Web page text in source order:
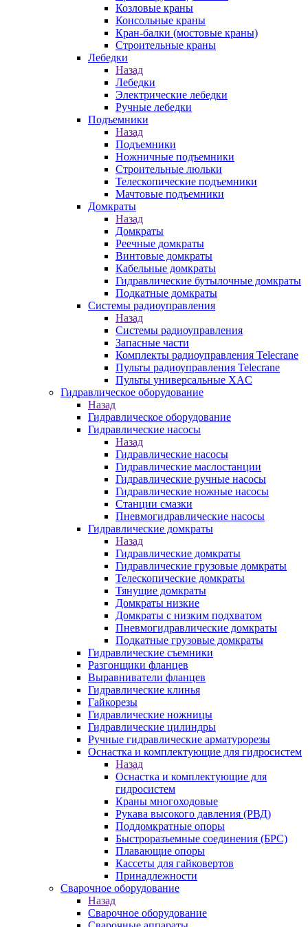
Козловые краны
Консольные краны
Кран-балки (мостовые краны)
Строительные краны
Лебедки
Назад
Лебедки
Электрические лебедки
Ручные лебедки
Подъемники
Назад
Подъемники
Ножничные подъемники
Строительные люльки
Телескопические подъемники
Мачтовые подъемники
Домкраты
Назад
Домкраты
Реечные домкраты
Винтовые домкраты
Кабельные домкраты
Гидравлические бутылочные домкраты
Подкатные домкраты
Системы радиоуправления
Назад
Системы радиоуправления
Запасные части
Комплекты радиоуправления Telecrane
Пульты радиоуправления Telecrane
Пульты универсальные XAC
Гидравлическое оборудование
Назад
Гидравлическое оборудование
Гидравлические насосы
Назад
Гидравлические насосы
Гидравлические маслостанции
Гидравлические ручные насосы
Гидравлические ножные насосы
Станции смазки
Пневмогидравлические насосы
Гидравлические домкраты
Назад
Гидравлические домкраты
Гидравлические грузовые домкраты
Телескопические домкраты
Тянущие домкраты
Домкраты низкие
Домкраты с низким подхватом
Пневмогидравлические домкраты
Подкатные грузовые домкраты
Гидравлические съемники
Разгонщики фланцев
Выравниватели фланцев
Гидравлические клинья
Гайкорезы
Гидравлические ножницы
Гидравлические цилиндры
Ручные гидравлические арматурорезы
Оснастка и комплектующие для гидросистем
Назад
Оснастка и комплектующие для
гидросистем
Краны многоходовые
Рукава высокого давления (РВД)
Поддомкратные опоры
Быстроразъемные соединения (БРС)
Плавающие опоры
Кассеты для гайковертов
Принадлежности
Сварочное оборудование
Назад
Сварочное оборудование